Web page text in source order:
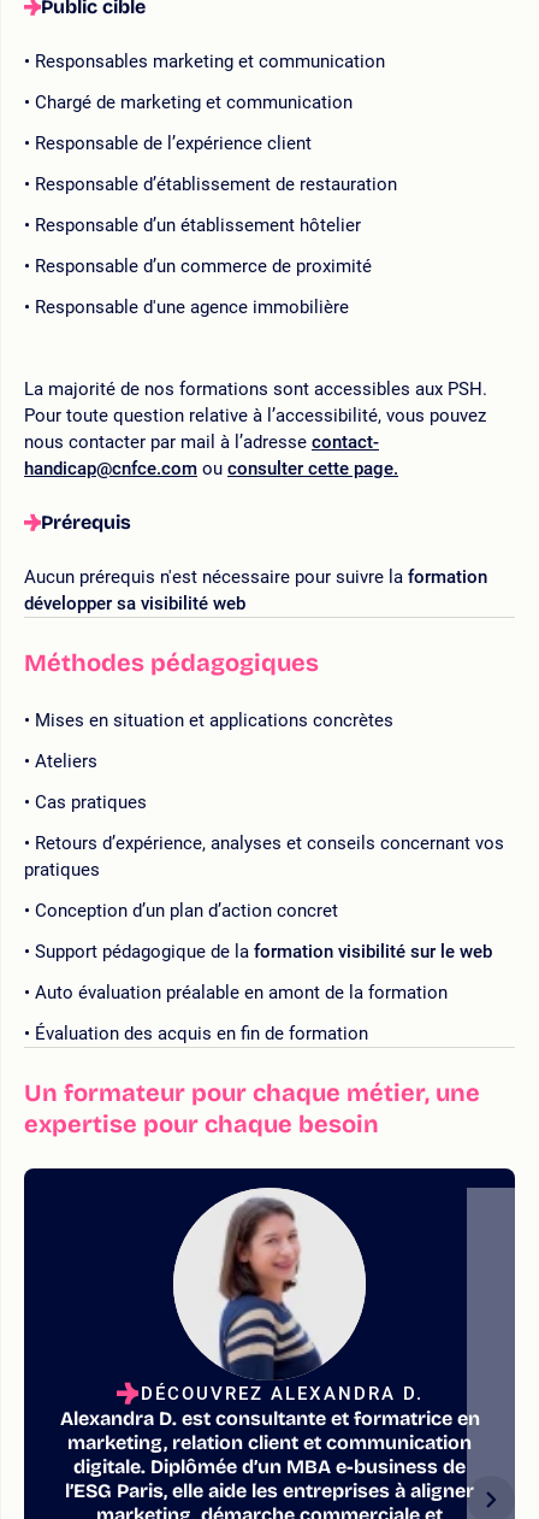
Public cible
Responsables marketing et communication
Chargé de marketing et communication
Responsable de l’expérience client
Responsable d’établissement de restauration
Responsable d’un établissement hôtelier
Responsable d’un commerce de proximité
Responsable d'une agence immobilière
La majorité de nos formations sont accessibles aux PSH.
Pour toute question relative à l’accessibilité, vous pouvez
nous contacter par mail à l’adresse contact-
handicap@cnfce.com ou consulter cette page.
Prérequis
Aucun prérequis n'est nécessaire pour suivre la formation
développer sa visibilité web
Méthodes pédagogiques
Mises en situation et applications concrètes
Ateliers
Cas pratiques
Retours d’expérience, analyses et conseils concernant vos
pratiques
Conception d’un plan d’action concret
Support pédagogique de la formation visibilité sur le web
Auto évaluation préalable en amont de la formation
Évaluation des acquis en fin de formation
Un formateur pour chaque métier, une
expertise pour chaque besoin
DÉCOUVREZ ALEXANDRA D.
Alexandra D. est consultante et formatrice en
marketing, relation client et communication
digitale. Diplômée d’un MBA e-business de
l’ESG Paris, elle aide les entreprises à aligner
marketing, démarche commerciale et